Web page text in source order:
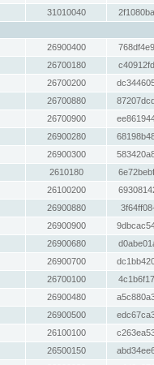
31010040
26900400
26700180
26700200
26700880
26700900
26900280
26900300
2610180
26100200
26900880
26900900
26900680
26900700
26700100
26900480
26900500
26100100
26500150